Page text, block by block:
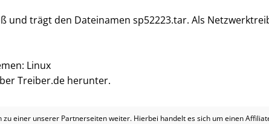
und trägt den Dateinamen sp52223.tar. Als
Linux
Treiber.de herunter.
einer unserer Partnerseiten weiter. Hierbei handelt es sich um einen